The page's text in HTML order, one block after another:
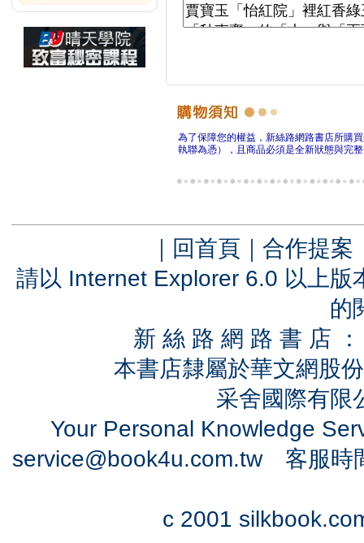
為了保障您的權益，新絲路網路書店所購
執聯為憑），且商品必須是全新狀態與完
｜ 回首頁 ｜ 合作提案
請以 Internet Explorer 6.0 以上
的
新 絲 路 網 路 書 店
本書店隸屬於華文網股
采舍國際有
Your Personal Knowledge
service@book4u.com.tw客服時
c 2001